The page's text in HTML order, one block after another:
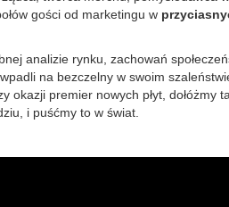
gości od marketingu w
analizie rynku, zachowań
na bezczelny w swoim
okazji premier nowych płyt,
i puśćmy to w świat.